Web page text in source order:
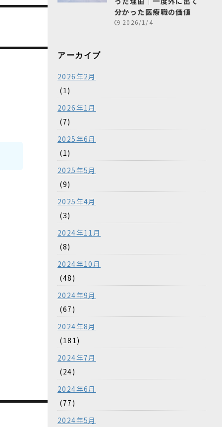
分かった医療職の価値
2026/1/4
アーカイブ
2026年2月
(1)
2026年1月
(7)
2025年6月
(1)
2025年5月
(9)
2025年4月
(3)
2024年11月
(8)
2024年10月
(48)
2024年9月
(67)
2024年8月
(181)
2024年7月
(24)
2024年6月
(77)
2024年5月